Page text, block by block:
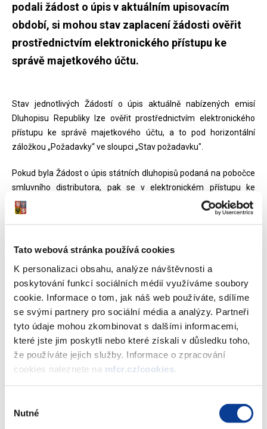
Tato webová stránka používá cookies
K personalizaci obsahu, analýze návštěvnosti a
poskytování funkcí sociálních médií využíváme soubory
cookie. Informace o tom, jak náš web používáte, sdílíme
se svými partnery pro sociální média a analýzy. Partneři
tyto údaje mohou zkombinovat s dalšími informacemi,
které jste jim poskytli nebo které získali v důsledku toho,
že používáte jejich služby. Informace o zpracování
cookies naleznete na mfcr.cz/cookies
souhlasu
Nutné
podali žádost o úpis v aktuálním upisovacím
období, si mohou stav zaplacení žádosti ověřit
prostřednictvím elektronického přístupu ke
správě majetkového účtu.
Stav jednotlivých Žádostí o úpis aktuálně nabízených emisí
Dluhopisu Republiky lze ověřit prostřednictvím elektronického
přístupu ke správě majetkového účtu, a to pod horizontální
záložkou „Požadavky“ ve sloupci „Stav požadavku".
Pokud byla Žádost o úpis státních dluhopisů podaná na pobočce
smluvního distributora, pak se v elektronickém přístupu ke
správě majetkového účtu zobrazí v Přehledu požadavků až po
jejím řádném uhrazení. V případě, že je Žádost o úpis státních
správě majetkového účtu, zobrazí se v Přehledu požadavků
stav „Odesláno“. Po řádném uhrazení Žádosti o úpis státních
dluhopisů je ve sloupci „Stav požadavku“ uveden stav
„Zaplaceno“. Vzhledem k nutnosti technického párování Žádosti
o úpis státních dluhopisů s příslušnou platbou ceny upisovaných
dluhopisů není informace o změně stavu požadavku v
elektronickém přístupu zobrazena neprodleně po provedení
převodu z platebního účtu upisovatele.
Cenu pořizovaných státních dluhopisů je v případě úpisu státních
majetkového účtu nezbytné zaslat na platební účet Ministerstva